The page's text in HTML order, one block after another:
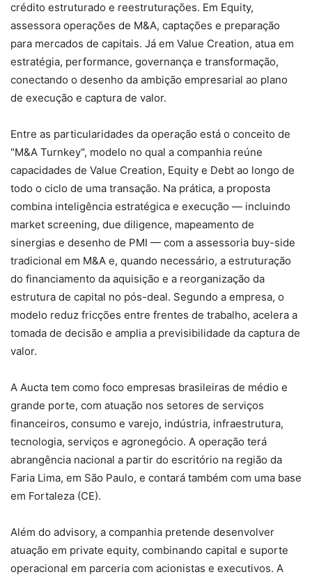
crédito estruturado e reestruturações. Em Equity,
assessora operações de M&A, captações e preparação
para mercados de capitais. Já em Value Creation, atua em
estratégia, performance, governança e transformação,
conectando o desenho da ambição empresarial ao plano
de execução e captura de valor.
Entre as particularidades da operação está o conceito de
"M&A Turnkey", modelo no qual a companhia reúne
capacidades de Value Creation, Equity e Debt ao longo de
todo o ciclo de uma transação. Na prática, a proposta
combina inteligência estratégica e execução — incluindo
market screening, due diligence, mapeamento de
sinergias e desenho de PMI — com a assessoria buy-side
tradicional em M&A e, quando necessário, a estruturação
do financiamento da aquisição e a reorganização da
estrutura de capital no pós-deal. Segundo a empresa, o
modelo reduz fricções entre frentes de trabalho, acelera a
tomada de decisão e amplia a previsibilidade da captura de
valor.
A Aucta tem como foco empresas brasileiras de médio e
grande porte, com atuação nos setores de serviços
financeiros, consumo e varejo, indústria, infraestrutura,
tecnologia, serviços e agronegócio. A operação terá
abrangência nacional a partir do escritório na região da
Faria Lima, em São Paulo, e contará também com uma base
em Fortaleza (CE).
Além do advisory, a companhia pretende desenvolver
atuação em private equity, combinando capital e suporte
operacional em parceria com acionistas e executivos. A